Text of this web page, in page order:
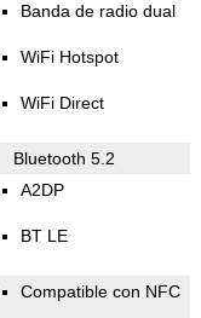
Banda de radio dual
WiFi Hotspot
WiFi Direct
Bluetooth 5.2
A2DP
BT LE
Compatible con NFC